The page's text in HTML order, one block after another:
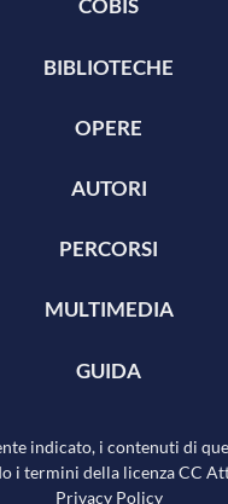
COBIS
BIBLIOTECHE
OPERE
AUTORI
PERCORSI
MULTIMEDIA
GUIDA
indicato, i contenuti di
i termini della licenza CC
Privacy Policy